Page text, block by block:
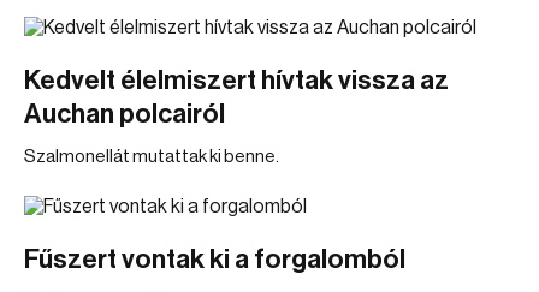
Kedvelt élelmiszert hívtak vissza az
Auchan polcairól
Szalmonellát mutattak ki benne.
Fűszert vontak ki a forgalomból